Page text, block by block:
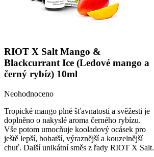
RIOT X Salt Mango &
Blackcurrant Ice (Ledové mango a
černý rybíz) 10ml
Neohodnoceno
Tropické mango plné šťavnatosti a svěžesti je
doplněno o nakyslé aroma černého rybízu.
Vše potom umocňuje kooladový ocásek pro
ještě lepší, bohatší, výraznější a kouzelnější
chuť. Další unikátní směs z řady RIOT X Salt.